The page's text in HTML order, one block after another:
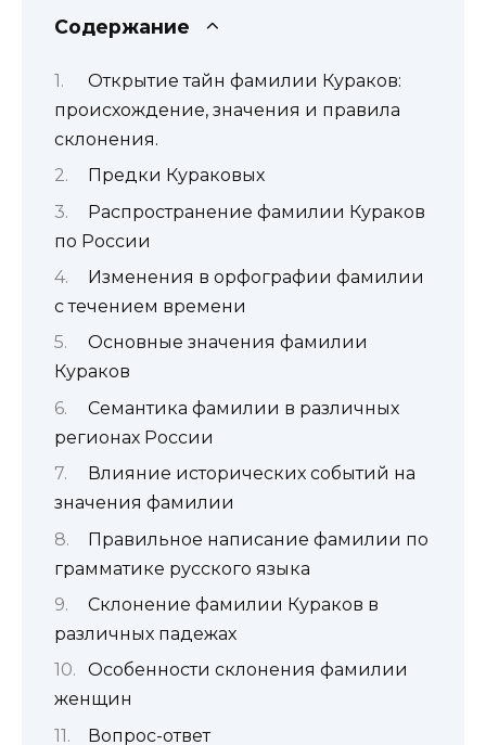
Содержание
Открытие тайн фамилии Кураков:
происхождение, значения и правила
склонения.
Предки Кураковых
Распространение фамилии Кураков
по России
Изменения в орфографии фамилии
с течением времени
Основные значения фамилии
Кураков
Семантика фамилии в различных
регионах России
Влияние исторических событий на
значения фамилии
Правильное написание фамилии по
грамматике русского языка
Склонение фамилии Кураков в
различных падежах
Особенности склонения фамилии
женщин
Вопрос-ответ